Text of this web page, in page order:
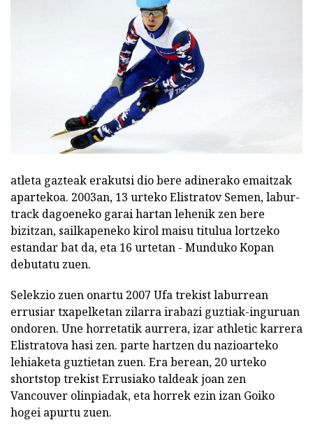
atleta gazteak erakutsi dio bere adinerako emaitzak
apartekoa. 2003an, 13 urteko Elistratov Semen, labur-
track dagoeneko garai hartan lehenik zen bere
bizitzan, sailkapeneko kirol maisu titulua lortzeko
estandar bat da, eta 16 urtetan - Munduko Kopan
debutatu zuen.
Selekzio zuen onartu 2007 Ufa trekist laburrean
errusiar txapelketan zilarra irabazi guztiak-inguruan
ondoren. Une horretatik aurrera, izar athletic karrera
Elistratova hasi zen. parte hartzen du nazioarteko
lehiaketa guztietan zuen. Era berean, 20 urteko
shortstop trekist Errusiako taldeak joan zen
Vancouver olinpiadak, eta horrek ezin izan Goiko
hogei apurtu zuen.